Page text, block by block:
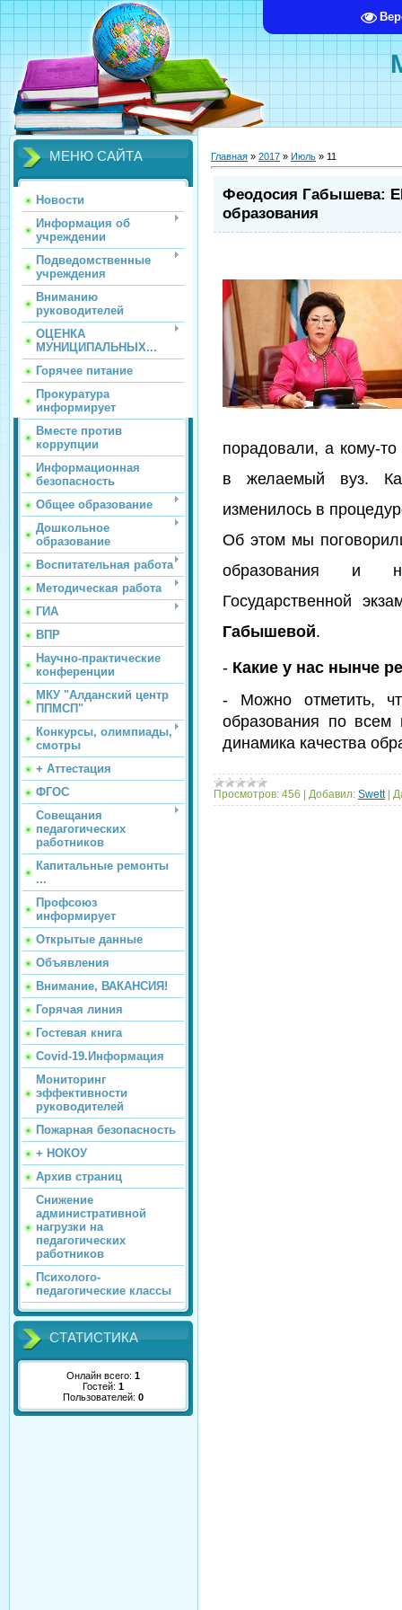
МЕНЮ САЙТА
Новости
Информация об
учреждении
Подведомственные
учреждения
Вниманию
руководителей
ОЦЕНКА
МУНИЦИПАЛЬНЫХ...
Горячее питание
Прокуратура
информирует
Вместе против
коррупции
Информационная
безопасность
Общее образование
Дошкольное
образование
Воспитательная работа
Методическая работа
ГИА
ВПР
Научно-практические
конференции
МКУ "Алданский центр
ППМСП"
Конкурсы, олимпиады,
смотры
+ Аттестация
ФГОС
Совещания
педагогических
работников
Капитальные ремонты
...
Профсоюз
информирует
Открытые данные
Объявления
Внимание, ВАКАНСИЯ!
Горячая линия
Гостевая книга
Covid-19.Информация
Мониторинг
эффективности
руководителей
Пожарная безопасность
+ НОКОУ
Архив страниц
Снижение
административной
нагрузки на
педагогических
работников
Психолого-
педагогические классы
СТАТИСТИКА
Онлайн всего: 1
Гостей: 1
Пользователей: 0
Главная » 2017 » Июль » 11
Феодосия Габышева:
образования
порадовали, а кому-
в желаемый вуз.
изменилось в
Об этом мы
образования и
Государственной
Габышевой.
- Какие у нас нынче
- Можно отметить,
образования по всем
динамика качества
Просмотров: 456 Добавил: Swett